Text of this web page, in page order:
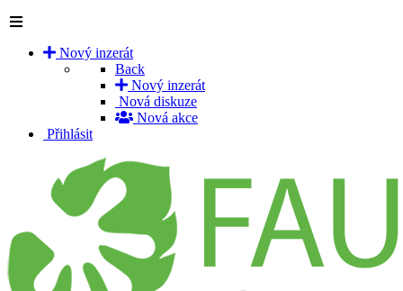
Nový inzerát
Back
Nový inzerát
Nová diskuze
Nová akce
Přihlásit